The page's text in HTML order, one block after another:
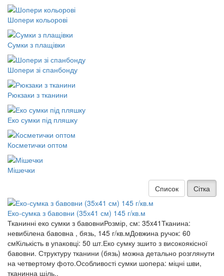
Шопери кольорові
Сумки з плащівки
Шопери зі спанбонду
Рюкзаки з тканини
Еко сумки під пляшку
Косметички оптом
Мішечки
Список
Сітка
Еко-сумка з бавовни (35х41 см) 145 г/кв.м
Тканинні еко сумки з бавовниРозмір, см: 35x41Тканина:
невибілена бавовна , бязь, 145 г/кв.мДовжина ручок: 60
смКількість в упаковці: 50 шт.Еко сумку зшито з високоякісної
бавовни. Структуру тканини (бязь) можна детально розглянути
на четвертому фото.Особливості сумки шопера: міцні шви,
тканинна щіль..